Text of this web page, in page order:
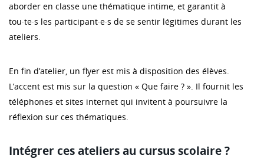
aborder en classe une thématique intime, et garantit à
tou·te·s les participant·e·s de se sentir légitimes durant les
ateliers.
En fin d’atelier, un flyer est mis à disposition des élèves.
L’accent est mis sur la question « Que faire ? ». Il fournit les
téléphones et sites internet qui invitent à poursuivre la
réflexion sur ces thématiques.
Intégrer ces ateliers au cursus scolaire ?